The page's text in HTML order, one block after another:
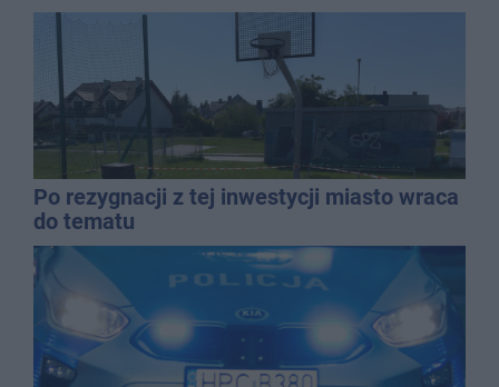
Po rezygnacji z tej inwestycji miasto wraca
do tematu